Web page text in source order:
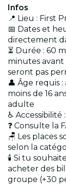
Infos
📍 Lieu : First
📅 Dates et
directement
⏳ Durée : 60
minutes
seront pas
👤 Âge requis
moins de 16
adulte
♿
❓ Consulte la
🪑 Les places
selon la
🕯️ Si tu
acheter des
groupe (+30